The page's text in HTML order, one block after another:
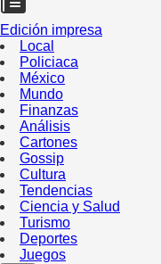
Edición impresa
Local
Policiaca
México
Mundo
Finanzas
Análisis
Cartones
Gossip
Cultura
Tendencias
Ciencia y Salud
Turismo
Deportes
Juegos